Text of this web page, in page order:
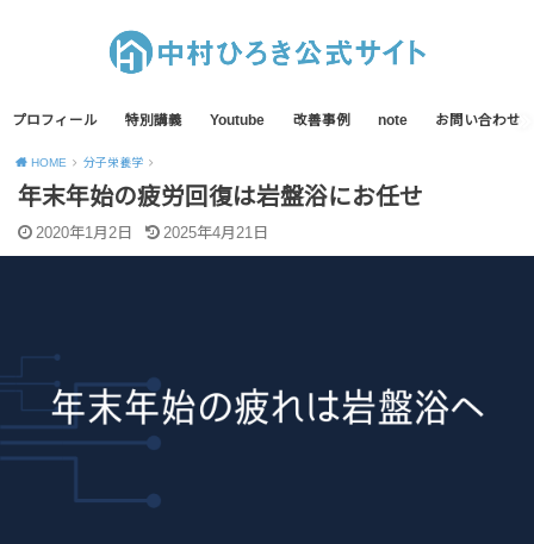
プロフィール 特別講義 Youtube 改善事例 note お問い合わせ
HOME 分子栄養学
年末年始の疲労回復は岩盤浴にお任せ
2020年1月2日 2025年4月21日